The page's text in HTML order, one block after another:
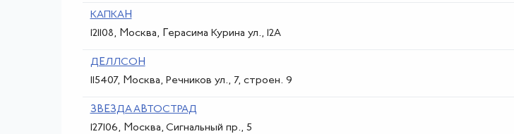
КАПКАН
121108, Москва, Герасима Курина ул., 12А
ДЕЛЛСОН
115407, Москва, Речников ул., 7, строен. 9
ЗВЕЗДА АВТОСТРАД
127106, Москва, Сигнальный пр., 5